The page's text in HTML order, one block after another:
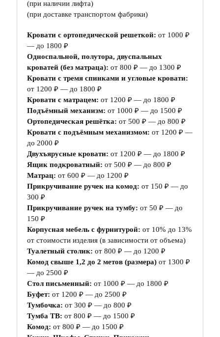
(при наличии лифта)
(при доставке транспортом фабрики)
Кровати с ортопедической решеткой: от 1000 ₽
— до 1800 ₽
Односпальной, полутора, двуспальных
кроватей (без матраца): от 800 ₽ — до 1300 ₽
Кровати с тремя спинками и угловые кровати:
от 1200 ₽ — до 1800 ₽
Кровати с матрацем: от 1200 ₽ — до 1800 ₽
Подъёмный механизм: от 1000 ₽ — до 1500 ₽
Ортопедическая решётка: от 500 ₽ — до 800 ₽
Кровати с подъёмным механизмом: от 1200 ₽ —
до 2000 ₽
Двухъярусные кровати: от 1200 ₽ — до 1800 ₽
Ящик подкроватный: от 500 ₽ — до 800 ₽
Матрац: от 600 ₽ — до 1200 ₽
Прикручивание ручек на комод: от 150 ₽ — до
300 ₽
Прикручивание ручек на тумбу: от 50 ₽ — до
150 ₽
Корпусная мебель с фурнитурой: от 10% до 13%
от стоимости изделия (в зависимости от объема)
Туалетный столик: от 800 ₽ — до 1200 ₽
Комод свыше 1,2 до 2 метов (размера) от 1300 ₽
— до 2500 ₽
Стол письменный: от 1000 ₽ — до 1800 ₽
Буфет: от 1200 ₽ — до 2500 ₽
Тумбочка: от 300 ₽ — до 800 ₽
Тумба ТВ: от 800 ₽ — до 1500 ₽
Комод: от 800 ₽ — до 1500 ₽